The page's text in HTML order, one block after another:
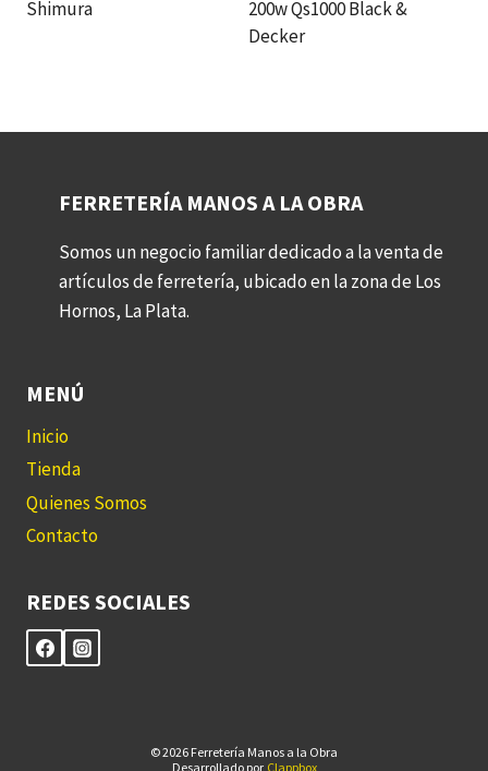
Shimura
200w Qs1000 Black &
Decker
FERRETERÍA MANOS A LA OBRA
Somos un negocio familiar dedicado a la venta de
artículos de ferretería, ubicado en la zona de Los
Hornos, La Plata.
MENÚ
Inicio
Tienda
Quienes Somos
Contacto
REDES SOCIALES
© 2026 Ferretería Manos a la Obra
Desarrollado por Clappbox